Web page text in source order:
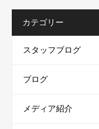
カテゴリー
スタッフブログ
ブログ
メディア紹介